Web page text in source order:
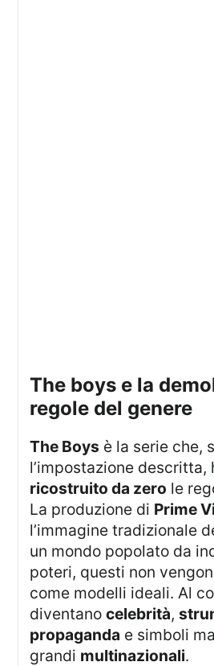
the boys e la demolizione delle
regole del genere
The Boys è la serie che,
l’impostazione descritta,
ricostruito da zero le
La produzione di Prime
l’immagine tradizionale
un mondo popolato da
poteri, questi non
come modelli ideali. Al
diventanocelebrità,
propaganda e simboli
grandi multinazionali.